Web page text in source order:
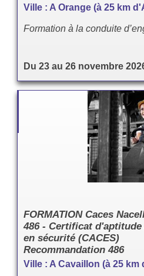
Ville : A Orange (à 25 km
Formation à la conduite
Du 23 au 26 novembre
FORMATION Caces
486 - Certificat
en sécurité (CACES)
Recommandation 486
Ville : A Cavaillon (à 25